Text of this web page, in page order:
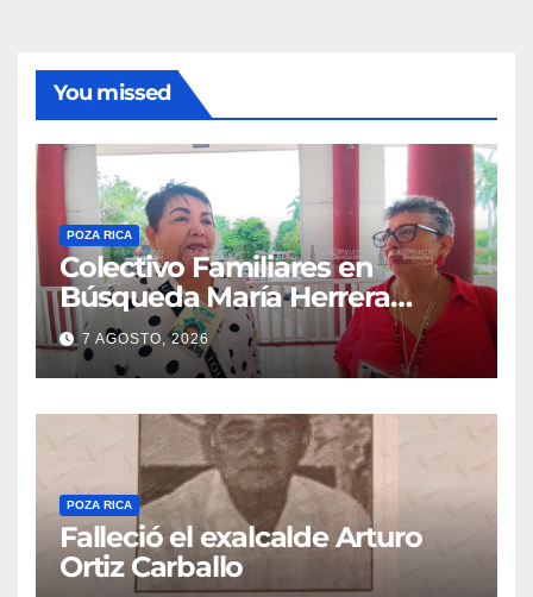
You missed
POZA RICA
Colectivo Familiares en
Búsqueda María Herrera
convoca a marcha
7 AGOSTO, 2026
POZA RICA
Falleció el exalcalde Arturo
Ortiz Carballo